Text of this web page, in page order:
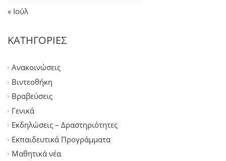
« Ιούλ
ΚΑΤΗΓΟΡΙΕΣ
Ανακοινώσεις
Βιντεοθήκη
Βραβεύσεις
Γενικά
Εκδηλώσεις – Δραστηριότητες
Εκπαιδευτικά Προγράμματα
Μαθητικά νέα